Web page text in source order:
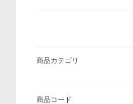
商品カテゴリ
商品コード